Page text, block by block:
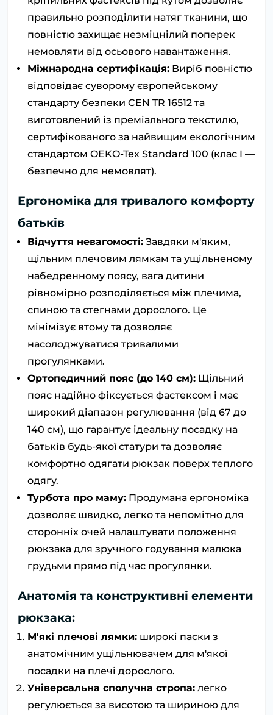
правильно розподілити натяг тканини, що
повністю захищає незміцнілий поперек
немовляти від осьового навантаження.
Міжнародна сертифікація: Виріб повністю
відповідає суворому європейському
стандарту безпеки CEN TR 16512 та
виготовлений із преміального текстилю,
сертифікованого за найвищим екологічним
стандартом OEKO-Tex Standard 100 (клас I —
безпечно для немовлят).
Ергономіка для тривалого комфорту
батьків
Відчуття невагомості: Завдяки м'яким,
щільним плечовим лямкам та ущільненому
набедренному поясу, вага дитини
рівномірно розподіляється між плечима,
спиною та стегнами дорослого. Це
мінімізує втому та дозволяє
насолоджуватися тривалими
прогулянками.
Ортопедичний пояс (до 140 см): Щільний
пояс надійно фіксується фастексом і має
широкий діапазон регулювання (від 67 до
140 см), що гарантує ідеальну посадку на
батьків будь-якої статури та дозволяє
комфортно одягати рюкзак поверх теплого
одягу.
Турбота про маму: Продумана ергономіка
дозволяє швидко, легко та непомітно для
сторонніх очей налаштувати положення
рюкзака для зручного годування малюка
грудьми прямо під час прогулянки.
Анатомія та конструктивні елементи
рюкзака:
М'які плечові лямки: широкі паски з
анатомічним ущільнювачем для м'якої
посадки на плечі дорослого.
Універсальна сполучна стропа: легко
регулюється за висотою та шириною для